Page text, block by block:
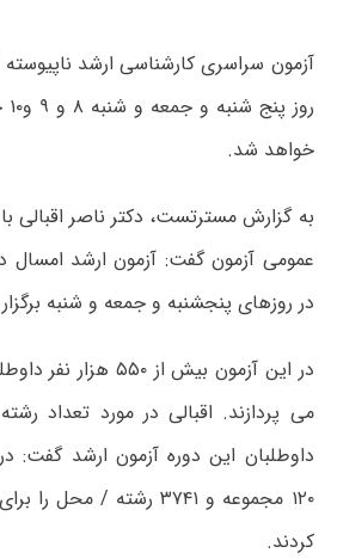
آزمون سراسری کارشناسی ارشد ناپیوسته
خواهد شد.
به گزارش مسترتست، دکتر ناصر اقبالی
در روزهای پنجشنبه و جمعه و شنبه
در این آزمون بیش از
می پردازند. اقبالی در مورد تعداد
داوطلبان این دوره آزمون ارشد گفت:
۱۲۰ مجموعه و ۳۷۴۱ رشته /
کردند.